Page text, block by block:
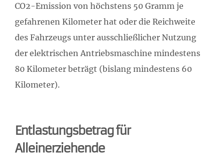
CO2-Emission von höchstens 50 Gramm je
gefahrenen Kilometer hat oder die Reichweite
des Fahrzeugs unter ausschließlicher Nutzung
der elektrischen Antriebsmaschine mindestens
80 Kilometer beträgt (bislang mindestens 60
Kilometer).
Entlastungsbetrag für
Alleinerziehende